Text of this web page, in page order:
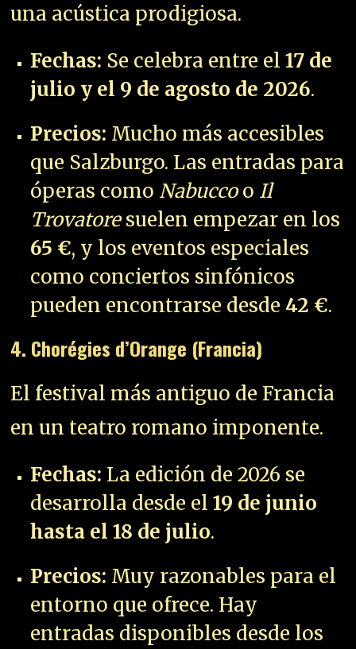
una acústica prodigiosa.
Fechas: Se celebra entre el 17 de
julio y el 9 de agosto de 2026.
Precios: Mucho más accesibles
que Salzburgo. Las entradas para
óperas como Nabuccoo Il
Trovatoresuelen empezar en los
65 €, y los eventos especiales
como conciertos sinfónicos
pueden encontrarse desde 42 €.
4. Chorégies d’Orange (Francia)
El festival más antiguo de Francia
en un teatro romano imponente.
Fechas: La edición de 2026 se
desarrolla desde el 19 de junio
hasta el 18 de julio.
Precios: Muy razonables para el
entorno que ofrece. Hay
entradas disponibles desde los